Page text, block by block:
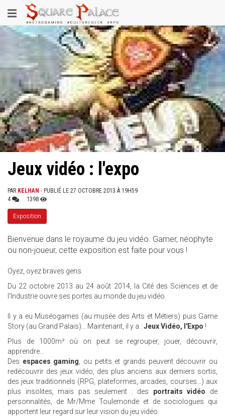
au
contenu
principal
Toggle
navigation
Jeux vidéo : l'expo
PAR KELHAN - PUBLIÉ LE 27 OCTOBRE 2013 À 19H59
4
1398
Exposition
Bienvenue dans le royaume du jeu vidéo. Gamer, néophyte
ou non-joueur, cette exposition est faite pour vous !
Oyez, oyez braves gens.
Du 22 octobre 2013 au 24 août 2014, la Cité des Sciences et de
l'Industrie ouvre ses portes au monde du jeu vidéo.
Il y a eu Muséogames (au musée des Arts et Métiers) puis Game
Story (au Grand Palais)... Maintenant, il y a : Jeux Vidéo, l'Expo !
Plus de 1000m² où on peut se regrouper, jouer, découvrir,
apprendre...
Des espaces gaming , ou petits et grands peuvent découvrir ou
redécouvrir des jeux vidéo, des plus anciens aux derniers sortis,
des jeux traditionnels (RPG, plateformes, arcades, courses…) aux
plus insolites, mais pas seulement : des portraits vidéo de
personnalités, de Mr/Mme Toulemonde et de sociologues qui
apportent leur regard sur leur vision du jeu vidéo.